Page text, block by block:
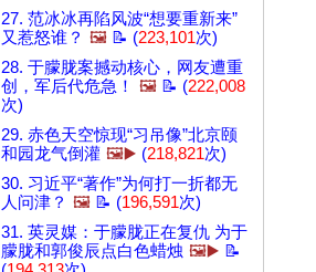
27. 范冰冰再陷风波“想要重新来”
又惹怒谁？ 🖼️ 📝 (223,101次)
28. 于朦胧案撼动核心，网友遭重
创，军后代危急！
🖼️ 📝 (222,008
次)
29. 赤色天空惊现“习吊像”北京颐
和园龙气倒灌 🖼️▶️ (218,821次)
30. 习近平“著作”为何打一折都无
人问津？ 🖼️ 📝 (196,591次)
31. 英灵媒：于朦胧正在复仇 为于
朦胧和郭俊辰点白色蜡烛 🖼️▶️ 📝